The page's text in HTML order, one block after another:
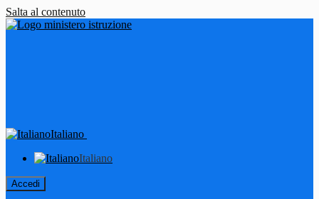
Salta al contenuto
Italiano
Italiano
Accedi